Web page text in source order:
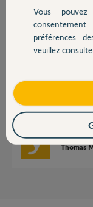
Devis avec
Contact
Sur la télécommande
"Installateur" et
Cliquez sur
télécommande vous
La télécommande va
Thomas
Vous
préférences
veuillez